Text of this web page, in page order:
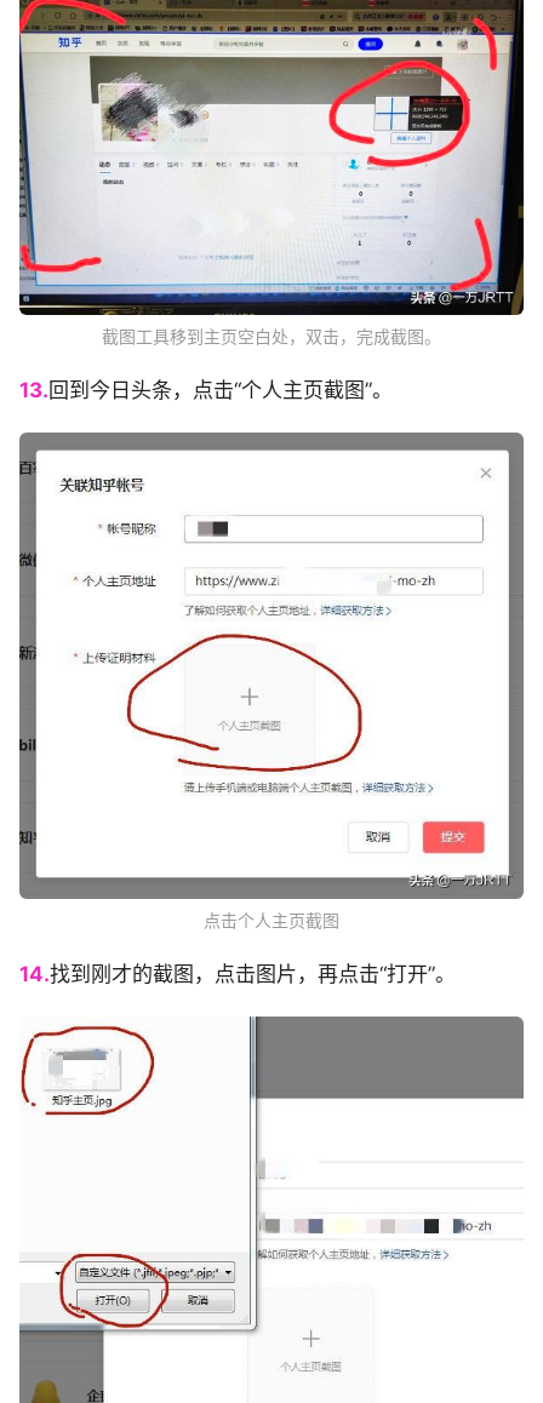
截图工具移到主页空白处，双击，完成截图。
13.回到今日头条，点击“个人主页截图”。
点击个人主页截图
14.找到刚才的截图，点击图片，再点击“打开”。